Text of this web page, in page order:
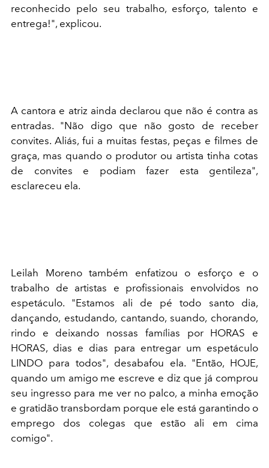
reconhecido pelo seu trabalho, esforço, talento e
entrega!", explicou.
A cantora e atriz ainda declarou que não é contra as
entradas. "Não digo que não gosto de receber
convites. Aliás, fui a muitas festas, peças e filmes de
graça, mas quando o produtor ou artista tinha cotas
de convites e podiam fazer esta gentileza",
esclareceu ela.
Leilah Moreno também enfatizou o esforço e o
trabalho de artistas e profissionais envolvidos no
espetáculo. "Estamos ali de pé todo santo dia,
dançando, estudando, cantando, suando, chorando,
rindo e deixando nossas famílias por HORAS e
HORAS, dias e dias para entregar um espetáculo
LINDO para todos", desabafou ela. "Então, HOJE,
quando um amigo me escreve e diz que já comprou
seu ingresso para me ver no palco, a minha emoção
e gratidão transbordam porque ele está garantindo o
emprego dos colegas que estão ali em cima
comigo".